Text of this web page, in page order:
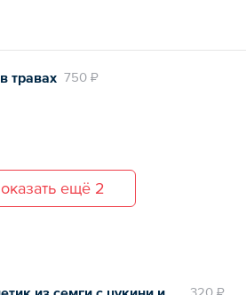
750 ₽
травах
ещё 2
320 ₽